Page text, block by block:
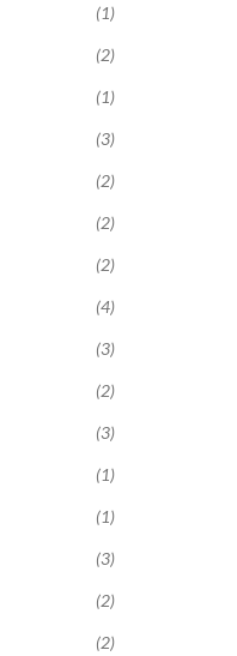
(1)
(2)
(1)
(3)
(2)
(2)
(2)
(4)
(3)
(2)
(3)
(1)
(1)
(3)
(2)
(2)